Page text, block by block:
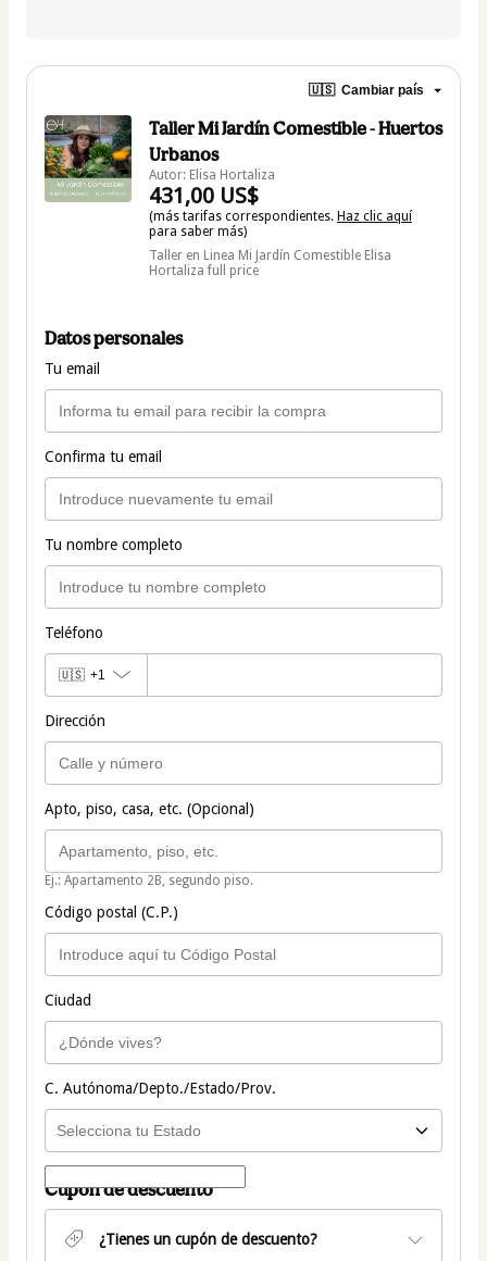
🇺🇸 Cambiar país
Taller Mi Jardín Comestible - Huertos
Urbanos
Autor: Elisa Hortaliza
431,00 US$
(más tarifas correspondientes. Haz clic aquí
para saber más)
Taller en Linea Mi Jardín Comestible Elisa
Hortaliza full price
Datos personales
Tu email
Confirma tu email
Tu nombre completo
Teléfono
🇺🇸 +1
Dirección
Apto, piso, casa, etc. (Opcional)
Ej.: Apartamento 2B, segundo piso.
Código postal (C.P.)
Ciudad
C. Autónoma/Depto./Estado/Prov.
Cupón de descuento
¿Tienes un cupón de descuento?